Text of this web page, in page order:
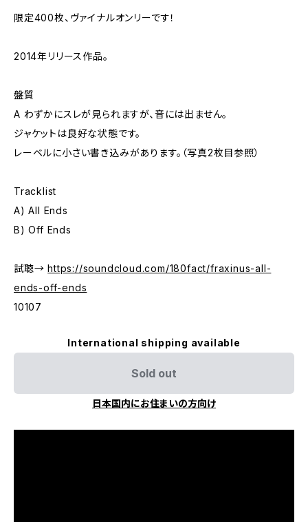
限定400枚、ヴァイナルオンリーです！
2014年リリース作品。
盤質
A わずかにスレが見られますが、音には出ません。
ジャケットは良好な状態です。
レーベルに小さい書き込みがあります。（写真2枚目参照）
Tracklist
A) All Ends
B) Off Ends
試聴→https://soundcloud.com/180fact/fraxinus-all-
ends-off-ends
10107
International shipping available
Sold out
日本国内にお住まいの方向け